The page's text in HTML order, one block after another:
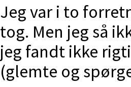
Jeg var i to
tog. Men jeg så
jeg fandt ikke
(glemte og